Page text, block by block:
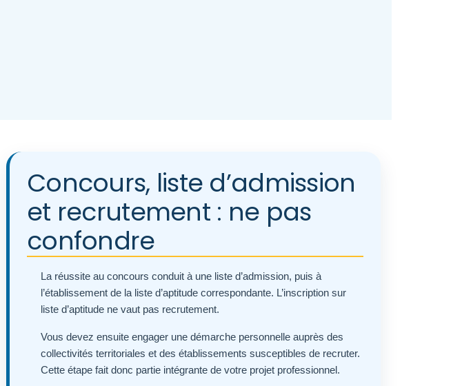
Concours, liste d’admission
et recrutement : ne pas
confondre
La réussite au concours conduit à une liste d’admission, puis à
l’établissement de la liste d’aptitude correspondante. L’inscription sur
liste d’aptitude ne vaut pas recrutement.
Vous devez ensuite engager une démarche personnelle auprès des
collectivités territoriales et des établissements susceptibles de recruter.
Cette étape fait donc partie intégrante de votre projet professionnel.